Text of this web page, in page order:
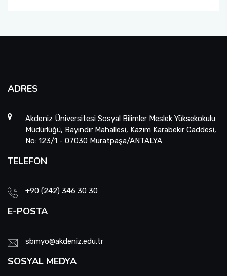
ADRES
Akdeniz Üniversitesi Sosyal Bilimler Meslek Yüksekokulu
Müdürlüğü, Bayındır Mahallesi, Kazım Karabekir Caddesi,
No: 123/1 - 07030 Muratpaşa/ANTALYA
TELEFON
+90 (242) 346 30 30
E-POSTA
sbmyo@akdeniz.edu.tr
SOSYAL MEDYA